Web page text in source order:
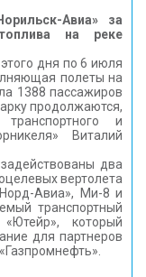
Авиа» за
на реке
дня по 6 июля
полеты на
1388 пассажиров
продолжаются,
и
Виталий
два
вертолета
Авиа», Ми-8 и
транспортный
который
для партнеров